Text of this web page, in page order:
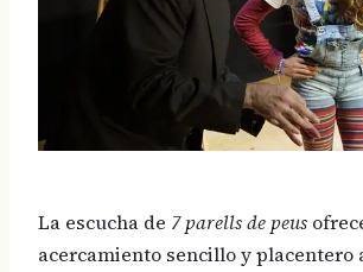
La escucha de 7 parells de peus
acercamiento sencillo y placentero